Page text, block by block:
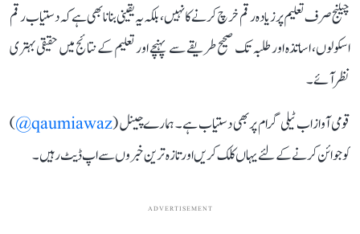
چیلنج صرف تعلیم پر زیادہ رقم خرچ کرنے کا نہیں، بلکہ یہ یقینی بنانا بھی ہے کہ دستیاب رقم
اسکولوں، اساتذہ اور طلبہ تک صحیح طریقے سے پہنچے اور تعلیم کے نتائج میں حقیقی بہتری
نظر آئے۔
قومی آواز اب ٹیلی گرام پر بھی دستیاب ہے۔ ہمارے چینل (qaumiawaz@
)
کو جوائن کرنے کے لئے یہاں کلک کریں اور تازہ ترین خبروں سے اپ ڈیٹ رہیں۔
ADVERTISEMENT